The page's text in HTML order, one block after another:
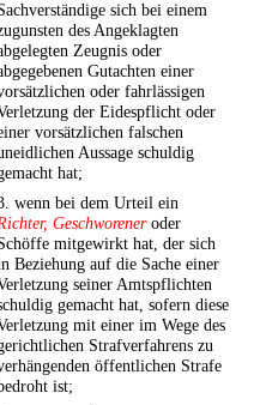
sich bei einem
des Angeklagten
Zeugnis oder
Gutachten einer
oder fahrlässigen
der Eidespflicht oder
vorsätzlichen falschen
Aussage schuldig
hat;
wenn bei dem Urteil ein
Geschworeneroder
mitgewirkt hat, der sich
Beziehung auf die Sache einer
seiner Amtspflichten
gemacht hat, sofern diese
mit einer im Wege des
Strafverfahrens zu
öffentlichen Strafe
ist;